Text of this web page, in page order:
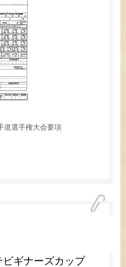
道選手権大会要項
ビギナーズカップ